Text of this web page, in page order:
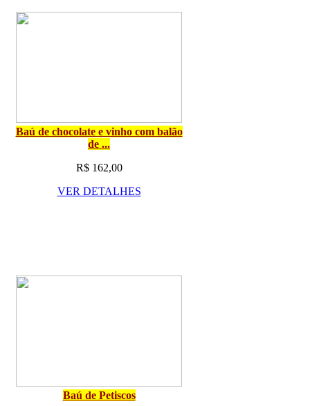
Baú de chocolate e vinho com balão
de ...
R$ 162,00
VER DETALHES
Baú de Petiscos